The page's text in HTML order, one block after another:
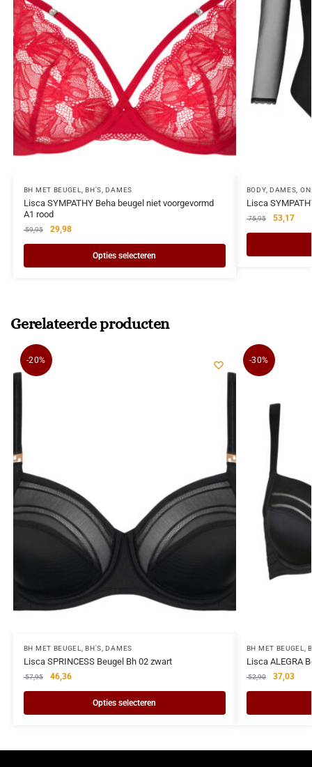
BH MET BEUGEL ,BH'S ,DAMES
Lisca SYMPATHY Beha beugel niet voorgevormd
A1 rood
59,95 29,98
Opties selecteren
BODY, DAMES
Lisca
75,95 53,17
Gerelateerde producten
-20%
BH MET BEUGEL ,BH'S ,DAMES
Lisca SPRINCESS Beugel Bh 02 zwart
57,95 46,36
Opties selecteren
-30%
BH MET BEUGEL ,
Lisca ALEGRA
52,90 37,03